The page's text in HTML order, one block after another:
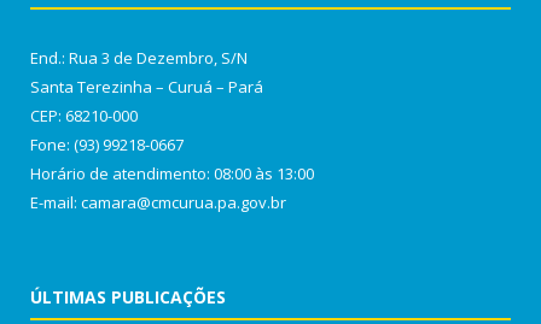
End.: Rua 3 de Dezembro, S/N
Santa Terezinha – Curuá – Pará
CEP: 68210-000
Fone: (93) 99218-0667
Horário de atendimento: 08:00 às 13:00
E-mail: camara@cmcurua.pa.gov.br
ÚLTIMAS PUBLICAÇÕES